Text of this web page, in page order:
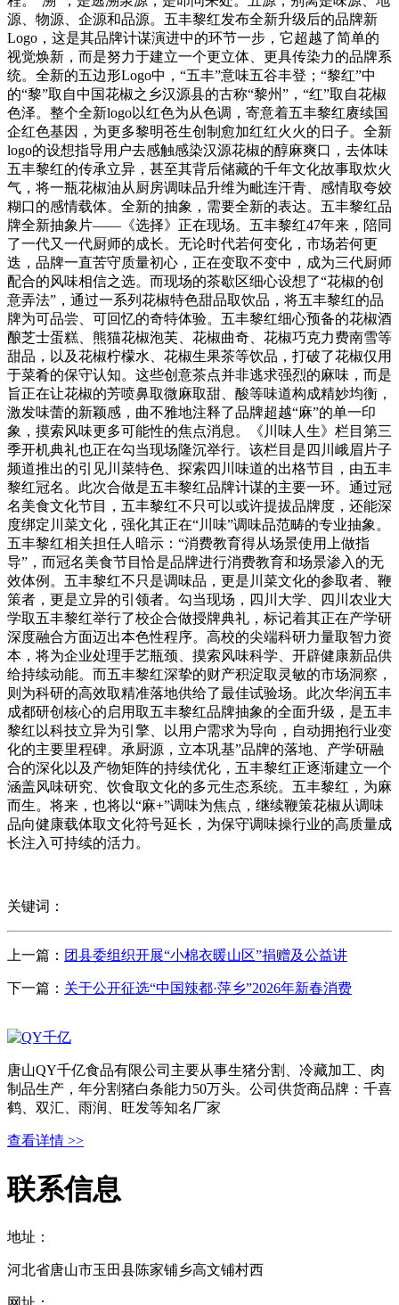
源、物源、企源和品源。五丰黎红发布全新升级后的品牌新
Logo，这是其品牌计谋演进中的环节一步，它超越了简单的
视觉焕新，而是努力于建立一个更立体、更具传染力的品牌系
统。全新的五边形Logo中，“五丰”意味五谷丰登；“黎红”中
的“黎”取自中国花椒之乡汉源县的古称“黎州”，“红”取自花椒
色泽。整个全新logo以红色为从色调，寄意着五丰黎红赓续国
企红色基因，为更多黎明苍生创制愈加红红火火的日子。全新
logo的设想指导用户去感触感染汉源花椒的醇麻爽口，去体味
五丰黎红的传承立异，甚至其背后储藏的千年文化故事取炊火
气，将一瓶花椒油从厨房调味品升维为毗连汗青、感情取夸姣
糊口的感情载体。全新的抽象，需要全新的表达。五丰黎红品
牌全新抽象片——《选择》正在现场。五丰黎红47年来，陪同
了一代又一代厨师的成长。无论时代若何变化，市场若何更
迭，品牌一直苦守质量初心，正在变取不变中，成为三代厨师
配合的风味相信之选。而现场的茶歇区细心设想了“花椒的创
意弄法”，通过一系列花椒特色甜品取饮品，将五丰黎红的品
牌为可品尝、可回忆的奇特体验。五丰黎红细心预备的花椒酒
酿芝士蛋糕、熊猫花椒泡芙、花椒曲奇、花椒巧克力费南雪等
甜品，以及花椒柠檬水、花椒生果茶等饮品，打破了花椒仅用
于菜肴的保守认知。这些创意茶点并非逃求强烈的麻味，而是
旨正在让花椒的芳喷鼻取微麻取甜、酸等味道构成精妙均衡，
激发味蕾的新颖感，曲不雅地注释了品牌超越“麻”的单一印
象，摸索风味更多可能性的焦点消息。《川味人生》栏目第三
季开机典礼也正在勾当现场隆沉举行。该栏目是四川峨眉片子
频道推出的引见川菜特色、探索四川味道的出格节目，由五丰
黎红冠名。此次合做是五丰黎红品牌计谋的主要一环。通过冠
名美食文化节目，五丰黎红不只可以或许提拔品牌度，还能深
度绑定川菜文化，强化其正在“川味”调味品范畴的专业抽象。
五丰黎红相关担任人暗示：“消费教育得从场景使用上做指
导”，而冠名美食节目恰是品牌进行消费教育和场景渗入的无
效体例。五丰黎红不只是调味品，更是川菜文化的参取者、鞭
策者，更是立异的引领者。勾当现场，四川大学、四川农业大
学取五丰黎红举行了校企合做授牌典礼，标记着其正在产学研
深度融合方面迈出本色性程序。高校的尖端科研力量取智力资
本，将为企业处理手艺瓶颈、摸索风味科学、开辟健康新品供
给持续动能。而五丰黎红深挚的财产积淀取灵敏的市场洞察，
则为科研的高效取精准落地供给了最佳试验场。此次华润五丰
成都研创核心的启用取五丰黎红品牌抽象的全面升级，是五丰
黎红以科技立异为引擎、以用户需求为导向，自动拥抱行业变
化的主要里程碑。承厨源，立本巩基”品牌的落地、产学研融
合的深化以及产物矩阵的持续优化，五丰黎红正逐渐建立一个
涵盖风味研究、饮食取文化的多元生态系统。五丰黎红，为麻
而生。将来，也将以“麻+”调味为焦点，继续鞭策花椒从调味
品向健康载体取文化符号延长，为保守调味操行业的高质量成
长注入可持续的活力。
关键词：
上一篇： 团县委组织开展“小棉衣暖山区”捐赠及公益讲
下一篇： 关于公开征选“中国辣都·萍乡”2026年新春消费
唐山QY千亿食品有限公司主要从事生猪分割、冷藏加工、肉
制品生产，年分割猪白条能力50万头。公司供货商品牌：千喜
鹤、双汇、雨润、旺发等知名厂家
查看详情 >>
联系信息
地址：
河北省唐山市玉田县陈家铺乡高文铺村西